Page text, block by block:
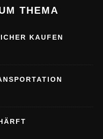
THEMA
KAUFEN